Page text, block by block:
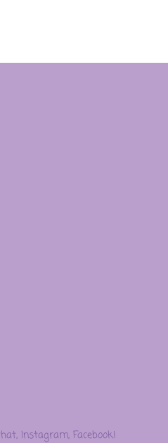
Instagram, Facebook!